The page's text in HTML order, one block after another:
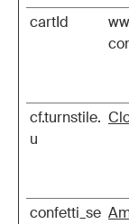
cartId
cf.turnstile.
u
confetti_se